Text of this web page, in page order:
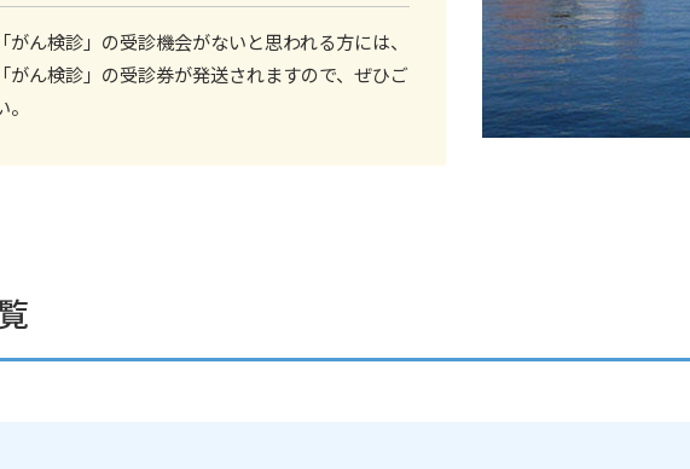
がん検診」の受診機会がないと思われる方には、
がん検診」の受診券が発送されますので、ぜひご